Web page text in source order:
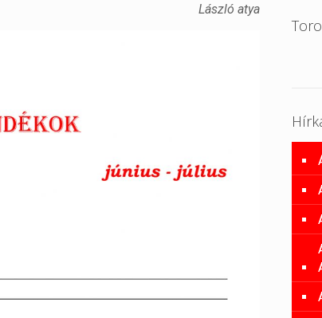
László atya